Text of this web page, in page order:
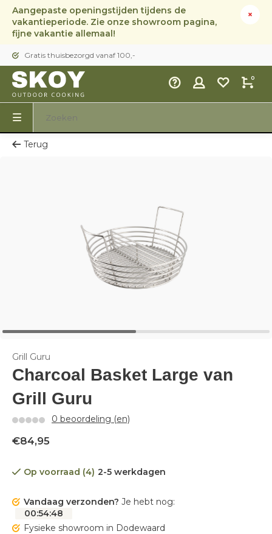
Aangepaste openingstijden tijdens de
vakantieperiode. Zie onze showroom pagina,
fijne vakantie allemaal!
Gratis thuisbezorgd vanaf 100,-
0
Terug
Grill Guru
Charcoal Basket Large van
Grill Guru
0 beoordeling (en)
€84,95
Op voorraad (4) 2-5 werkdagen
Vandaag verzonden? Je hebt nog:
00:54:48
Fysieke showroom in Dodewaard